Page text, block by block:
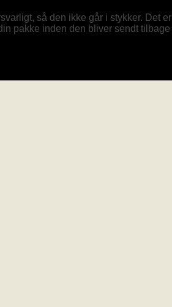
så den ikke går i stykker. Det
pakke inden den bliver sendt